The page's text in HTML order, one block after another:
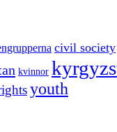
civil society
kvinnor
youth